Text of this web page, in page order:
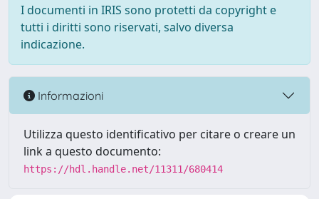
I documenti in IRIS sono protetti da copyright e
tutti i diritti sono riservati, salvo diversa
indicazione.
Informazioni
Utilizza questo identificativo per citare o creare un
link a questo documento:
https://hdl.handle.net/11311/680414